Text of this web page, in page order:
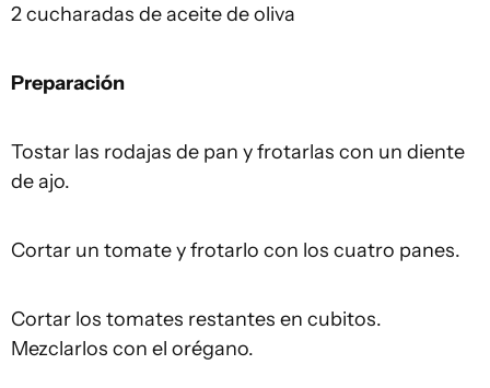
2 cucharadas de aceite de oliva
Preparación
Tostar las rodajas de pan y frotarlas con un diente
de ajo.
Cortar un tomate y frotarlo con los cuatro panes.
Cortar los tomates restantes en cubitos.
Mezclarlos con el orégano.